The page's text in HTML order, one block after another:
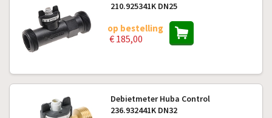
210.925341K DN25
op bestelling
€ 185,00
Debietmeter Huba Control
236.932441K DN32